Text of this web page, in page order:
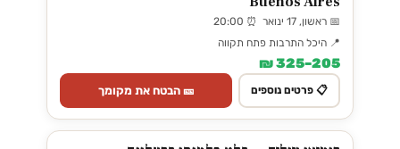
📅 ראשון, 17 ינואר ⏰ 20:00
📍 היכל התרבות פתח תקווה
205–325 ₪
📋 פרטים נוספים 🎫 הבטח את מקומך